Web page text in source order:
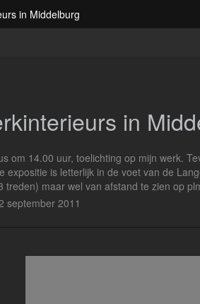
in Middelburg
in
om 14.00 uur, toelichting op mijn werk.
expositie is letterlijk in de voet van de
treden) maar wel van afstand te zien op
september 2011